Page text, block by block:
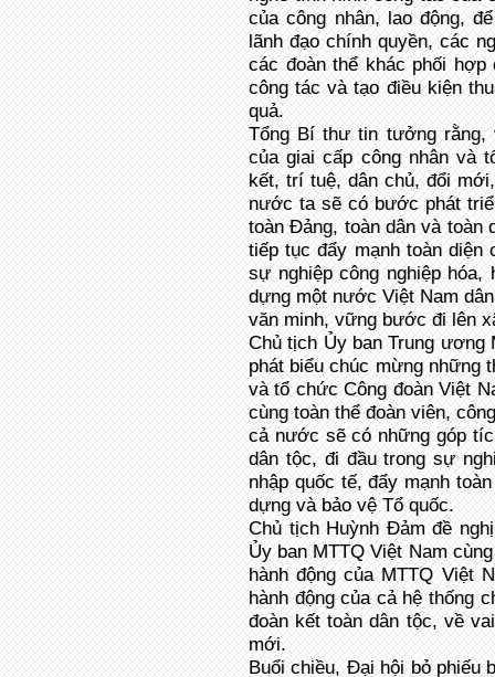
của công nhân, lao động,
lãnh đạo chính quyền, các
các đoàn thể khác phối
công tác và tạo điều kiện
quả.
Tổng Bí thư tin tưởng rằng,
của giai cấp công nhân và
kết, trí tuệ, dân chủ, đổi
nước ta sẽ có bước phát
toàn Đảng, toàn dân và toàn
tiếp tục đẩy mạnh toàn
sự nghiệp công nghiệp
dựng một nước Việt Nam
văn minh, vững bước đi lên
Chủ tịch Ủy ban Trung ương
phát biểu chúc mừng những
và tổ chức Công đoàn Việt
cùng toàn thể đoàn viên,
cả nước sẽ có những góp
dân tộc, đi đầu trong sự
nhập quốc tế, đẩy mạnh
dựng và bảo vệ Tổ quốc.
Chủ tịch Huỳnh Đảm đề
Ủy ban MTTQ Việt Nam
hành động của MTTQ Việt
hành động của cả hệ thống
đoàn kết toàn dân tộc, về
mới.
Buổi chiều, Đại hội bỏ phiếu